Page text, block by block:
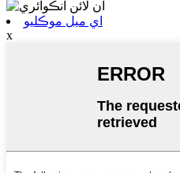
اي ميل موڪليو
x